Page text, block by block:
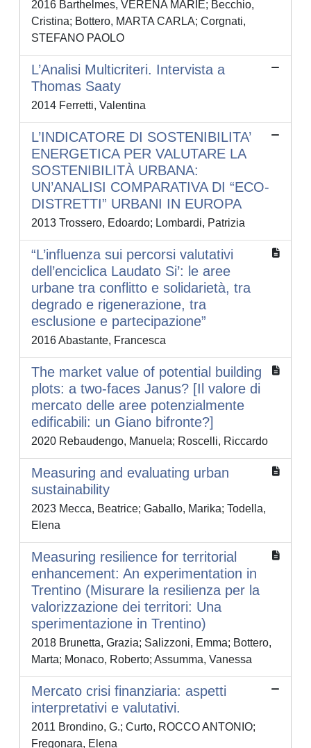
2016 Barthelmes, VERENA MARIE; Becchio,
Cristina; Bottero, MARTA CARLA; Corgnati,
STEFANO PAOLO
L’Analisi Multicriteri. Intervista a
Thomas Saaty
2014 Ferretti, Valentina
L’INDICATORE DI SOSTENIBILITA’
ENERGETICA PER VALUTARE LA
SOSTENIBILITÀ URBANA:
UN’ANALISI COMPARATIVA DI “ECO-
DISTRETTI” URBANI IN EUROPA
2013 Trossero, Edoardo; Lombardi, Patrizia
“L’influenza sui percorsi valutativi
dell’enciclica Laudato Si’: le aree
urbane tra conflitto e solidarietà, tra
degrado e rigenerazione, tra
esclusione e partecipazione”
2016 Abastante, Francesca
The market value of potential building
plots: a two-faces Janus? [Il valore di
mercato delle aree potenzialmente
edificabili: un Giano bifronte?]
2020 Rebaudengo, Manuela; Roscelli, Riccardo
Measuring and evaluating urban
sustainability
2023 Mecca, Beatrice; Gaballo, Marika; Todella,
Elena
Measuring resilience for territorial
enhancement: An experimentation in
Trentino (Misurare la resilienza per la
valorizzazione dei territori: Una
sperimentazione in Trentino)
2018 Brunetta, Grazia; Salizzoni, Emma; Bottero,
Marta; Monaco, Roberto; Assumma, Vanessa
Mercato crisi finanziaria: aspetti
interpretativi e valutativi.
2011 Brondino, G.; Curto, ROCCO ANTONIO;
Fregonara, Elena